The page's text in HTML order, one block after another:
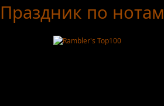
Праздник по нотам